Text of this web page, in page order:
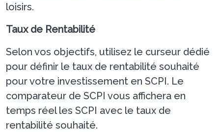
loisirs.
Taux de Rentabilité
Selon vos objectifs, utilisez le curseur dédié
pour définir le taux de rentabilité souhaité
pour votre investissement en SCPI. Le
comparateur de SCPI vous affichera en
temps réel les SCPI avec le taux de
rentabilité souhaité.